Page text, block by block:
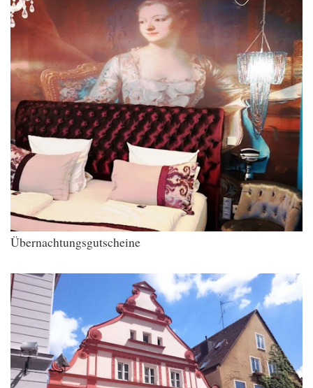
Übernachtungsgutscheine